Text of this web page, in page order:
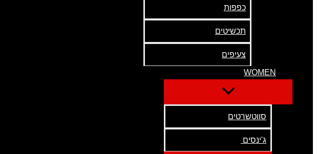
כפפות
תכשיטים
צעיפים
WOMEN
סווטשרטים
ג'ינסים